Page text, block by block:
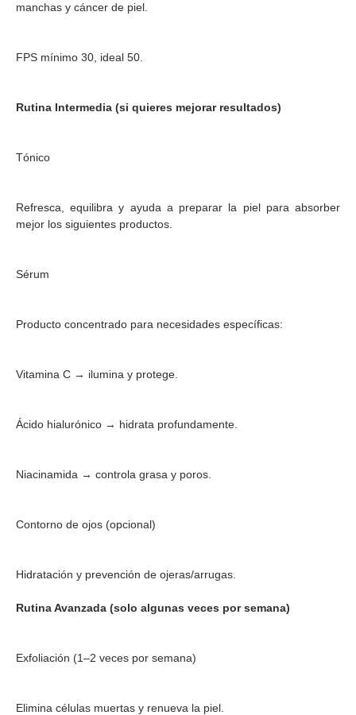
manchas y cáncer de piel.
FPS mínimo 30, ideal 50.
Rutina Intermedia (si quieres mejorar resultados)
Tónico
Refresca, equilibra y ayuda a preparar la piel para absorber
mejor los siguientes productos.
Sérum
Producto concentrado para necesidades específicas:
Vitamina C → ilumina y protege.
Ácido hialurónico → hidrata profundamente.
Niacinamida → controla grasa y poros.
Contorno de ojos (opcional)
Hidratación y prevención de ojeras/arrugas.
Rutina Avanzada (solo algunas veces por semana)
Exfoliación (1–2 veces por semana)
Elimina células muertas y renueva la piel.